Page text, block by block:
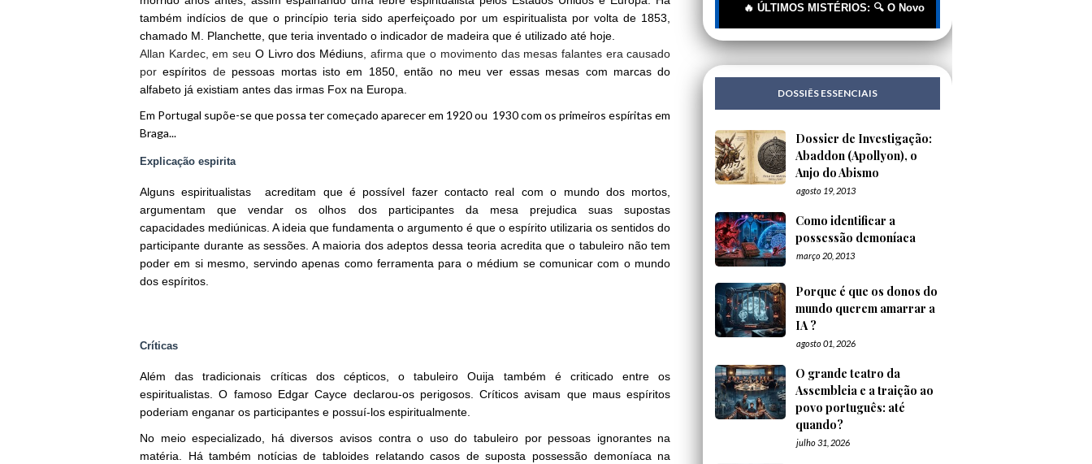
também indícios de que o princípio teria sido aperfeiçoado por um espiritualista por volta de 1853,
chamado M. Planchette, que teria inventado o indicador de madeira que é utilizado até hoje.
Allan Kardec, em seu O Livro dos Médiuns, afirma que o movimento das mesas falantes era causado
porespíritos de pessoas mortas isto em 1850, então no meu ver essas mesas com marcas do
alfabeto já existiam antes das irmas Fox na Europa.
Em Portugal supõe-se que possa ter começado aparecer em 1920 ou 1930 com os primeiros espíritas em
Braga...
Explicação espirita
Alguns espiritualistas acreditam que é possível fazer contacto real com o mundo dos mortos,
argumentam que vendar os olhos dos participantes da mesa prejudica suas supostas
capacidades mediúnicas. A ideia que fundamenta o argumento é que o espírito utilizaria os sentidos do
participante durante as sessões. A maioria dos adeptos dessa teoria acredita que o tabuleiro não tem
poder em si mesmo, servindo apenas como ferramenta para o médium se comunicar com o mundo
dos espíritos.
Críticas
Além das tradicionais críticas dos cépticos, o tabuleiro Ouija também é criticado entre os
espiritualistas. O famoso Edgar Cayce declarou-os perigosos. Críticos avisam que maus espíritos
poderiam enganar os participantes e possuí-los espiritualmente.
No meio especializado, há diversos avisos contra o uso do tabuleiro por pessoas ignorantes na
matéria. Há também notícias de tabloides relatando casos de suposta possessão demoníaca na
🔥 ÚLTIMOS MISTÉRIOS: 🔍 O Novo Rótulo, o Mesmo Cheiro | 🔍
DOSSIÊS ESSENCIAIS
Dossier de Investigação:
Abaddon (Apollyon), o
Anjo do Abismo
agosto 19, 2013
Como identificar a
possessão demoníaca
março 20, 2013
Porque é que os donos do
mundo querem amarrar a
IA ?
agosto 01, 2026
O grande teatro da
Assembleia e a traição ao
povo português: até
quando?
julho 31, 2026